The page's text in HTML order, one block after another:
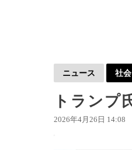
ニュース 社会
トランプ
2026年4月26日 14:08